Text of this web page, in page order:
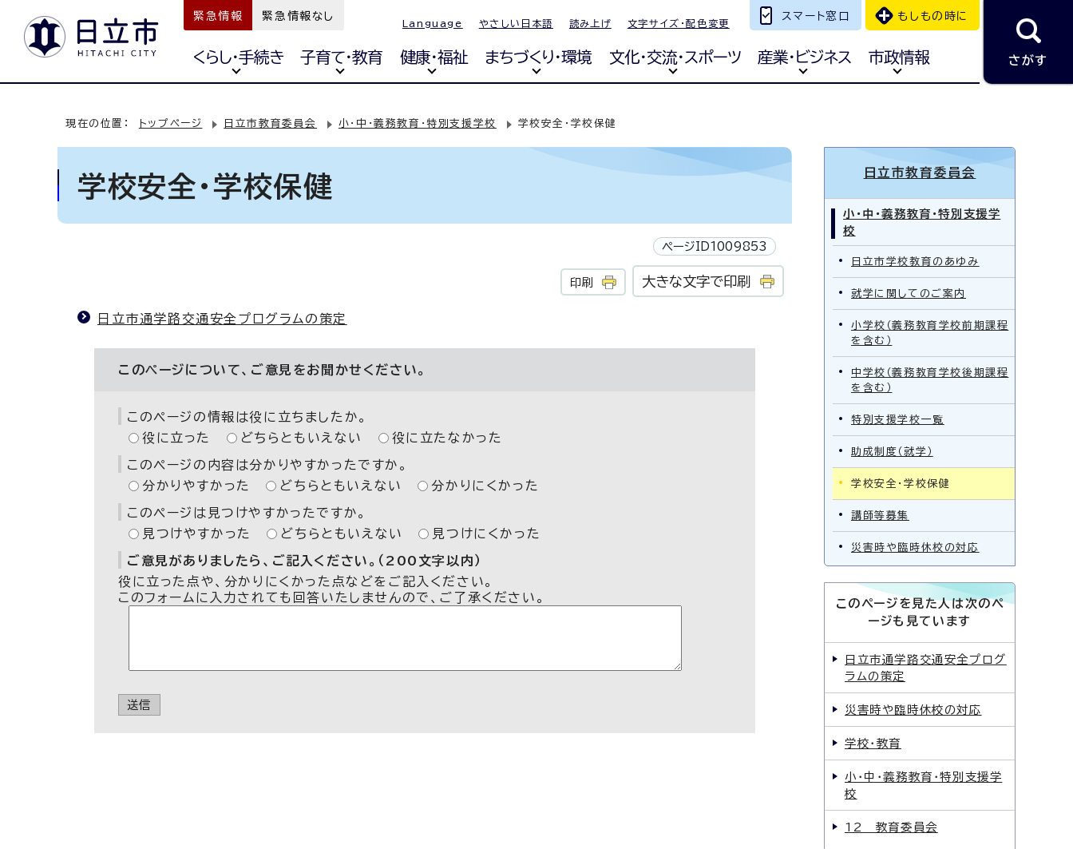
緊急情報 緊急情報なし
Language やさしい日本語 読み上げ 文字サイズ・配色変更
スマート窓口 もしもの時に
くらし・手続き 子育て・教育 健康・福祉 まちづくり・環境 文化・交流・スポーツ 産業・ビジネス 市政情報 さがす
現在の位置： トップページ 日立市教育委員会 小・中・義務教育・特別支援学校 学校安全・学校保健
学校安全・学校保健
ページID1009853
印刷 大きな文字で印刷
日立市通学路交通安全プログラムの策定
このページについて、ご意見をお聞かせください。
このページの情報は役に立ちましたか。
役に立った
どちらともいえない 役に立たなかった
このページの内容は分かりやすかったですか。
分かりやすかった
どちらともいえない 分かりにくかった
このページは見つけやすかったですか。
見つけやすかった
どちらともいえない 見つけにくかった
ご意見がありましたら、ご記入ください。（200文字以内）
役に立った点や、分かりにくかった点などをご記入ください。
このフォームに入力されても回答いたしませんので、ご了承ください。
送信
日立市教育委員会
小・中・義務教育・特別支援学
校
日立市学校教育のあゆみ
就学に関してのご案内
小学校（義務教育学校前期課程
を含む）
中学校（義務教育学校後期課程
を含む）
特別支援学校一覧
助成制度（就学）
学校安全・学校保健
講師等募集
災害時や臨時休校の対応
このページを見た人は次のペ
ージも見ています
日立市通学路交通安全プログ
ラムの策定
災害時や臨時休校の対応
学校・教育
小・中・義務教育・特別支援学
校
12 教育委員会